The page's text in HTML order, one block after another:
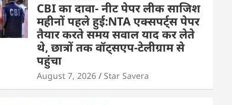
CBI का दावा- नीट पेपर लीक साजिश
महीनों पहले हुई:NTA एक्सपर्ट्स पेपर
तैयार करते समय सवाल याद कर लेते
थे, छात्रों तक वॉट्सएप-टेलीग्राम से
पहुंचा
August 7, 2026 Star Savera